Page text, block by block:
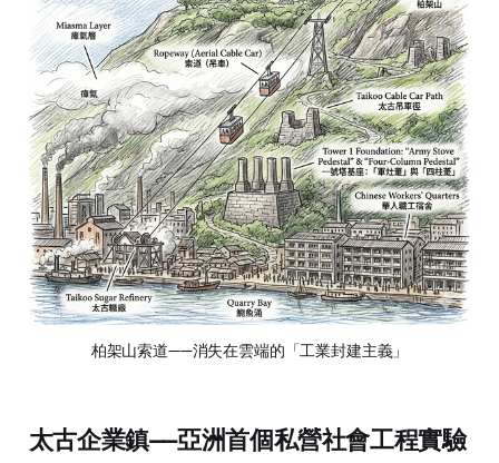
柏架山索道——消失在雲端的「工業封建主義」
太古企業鎮——亞洲首個私營社會工程實驗